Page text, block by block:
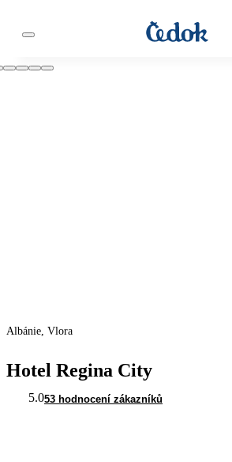
Albánie, Vlora
Hotel Regina City
5.053 hodnocení zákazníků